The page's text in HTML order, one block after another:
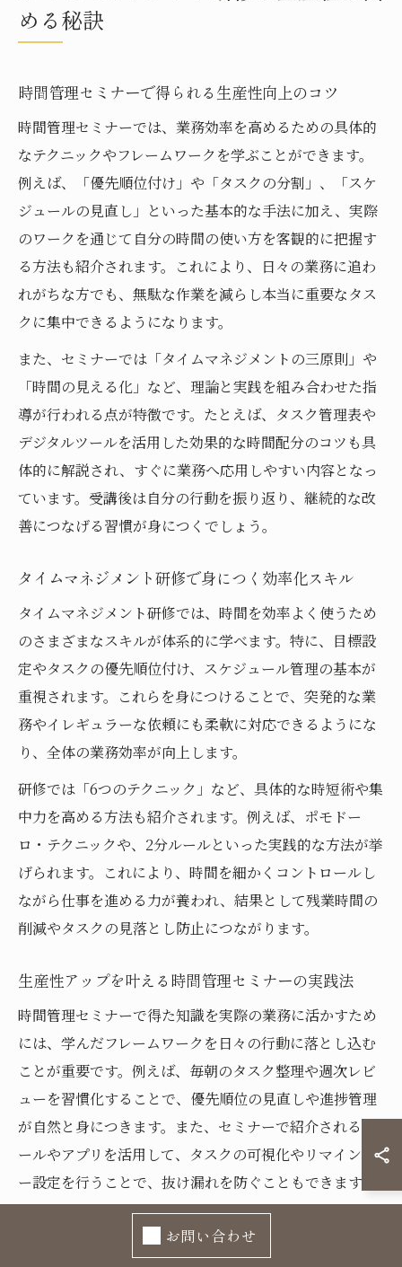
める秘訣
時間管理セミナーで得られる生産性向上のコツ
時間管理セミナーでは、業務効率を高めるための具体的
なテクニックやフレームワークを学ぶことができます。
例えば、「優先順位付け」や「タスクの分割」、「スケ
ジュールの見直し」といった基本的な手法に加え、実際
のワークを通じて自分の時間の使い方を客観的に把握す
る方法も紹介されます。これにより、日々の業務に追わ
れがちな方でも、無駄な作業を減らし本当に重要なタス
クに集中できるようになります。
また、セミナーでは「タイムマネジメントの三原則」や
「時間の見える化」など、理論と実践を組み合わせた指
導が行われる点が特徴です。たとえば、タスク管理表や
デジタルツールを活用した効果的な時間配分のコツも具
体的に解説され、すぐに業務へ応用しやすい内容となっ
ています。受講後は自分の行動を振り返り、継続的な改
善につなげる習慣が身につくでしょう。
タイムマネジメント研修で身につく効率化スキル
タイムマネジメント研修では、時間を効率よく使うため
のさまざまなスキルが体系的に学べます。特に、目標設
定やタスクの優先順位付け、スケジュール管理の基本が
重視されます。これらを身につけることで、突発的な業
務やイレギュラーな依頼にも柔軟に対応できるようにな
り、全体の業務効率が向上します。
研修では「6つのテクニック」など、具体的な時短術や集
中力を高める方法も紹介されます。例えば、ポモドー
ロ・テクニックや、2分ルールといった実践的な方法が挙
げられます。これにより、時間を細かくコントロールし
ながら仕事を進める力が養われ、結果として残業時間の
削減やタスクの見落とし防止につながります。
生産性アップを叶える時間管理セミナーの実践法
時間管理セミナーで得た知識を実際の業務に活かすため
には、学んだフレームワークを日々の行動に落とし込む
ことが重要です。例えば、毎朝のタスク整理や週次レビ
ューを習慣化することで、優先順位の見直しや進捗管理
が自然と身につきます。また、セミナーで紹介されるツ
ールやアプリを活用して、タスクの可視化やリマインダ
ー設定を行うことで、抜け漏れを防ぐこともできます。
さらに、実践の際には「失敗しやすい例」も把握してお
くと効果的です。たとえば、最初から完璧を目指しすぎ
お問い合わせ